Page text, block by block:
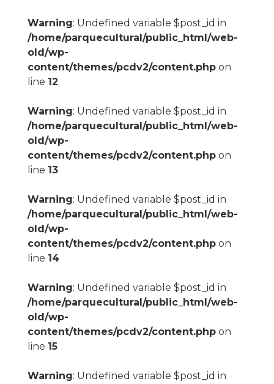
Warning: Undefined variable $post_id in
/home/parquecultural/public_html/web-
old/wp-
content/themes/pcdv2/content.phpon
line 12
Warning: Undefined variable $post_id in
/home/parquecultural/public_html/web-
old/wp-
content/themes/pcdv2/content.phpon
line 13
Warning: Undefined variable $post_id in
/home/parquecultural/public_html/web-
old/wp-
content/themes/pcdv2/content.phpon
line 14
Warning: Undefined variable $post_id in
/home/parquecultural/public_html/web-
old/wp-
content/themes/pcdv2/content.phpon
line 15
Warning: Undefined variable $post_id in